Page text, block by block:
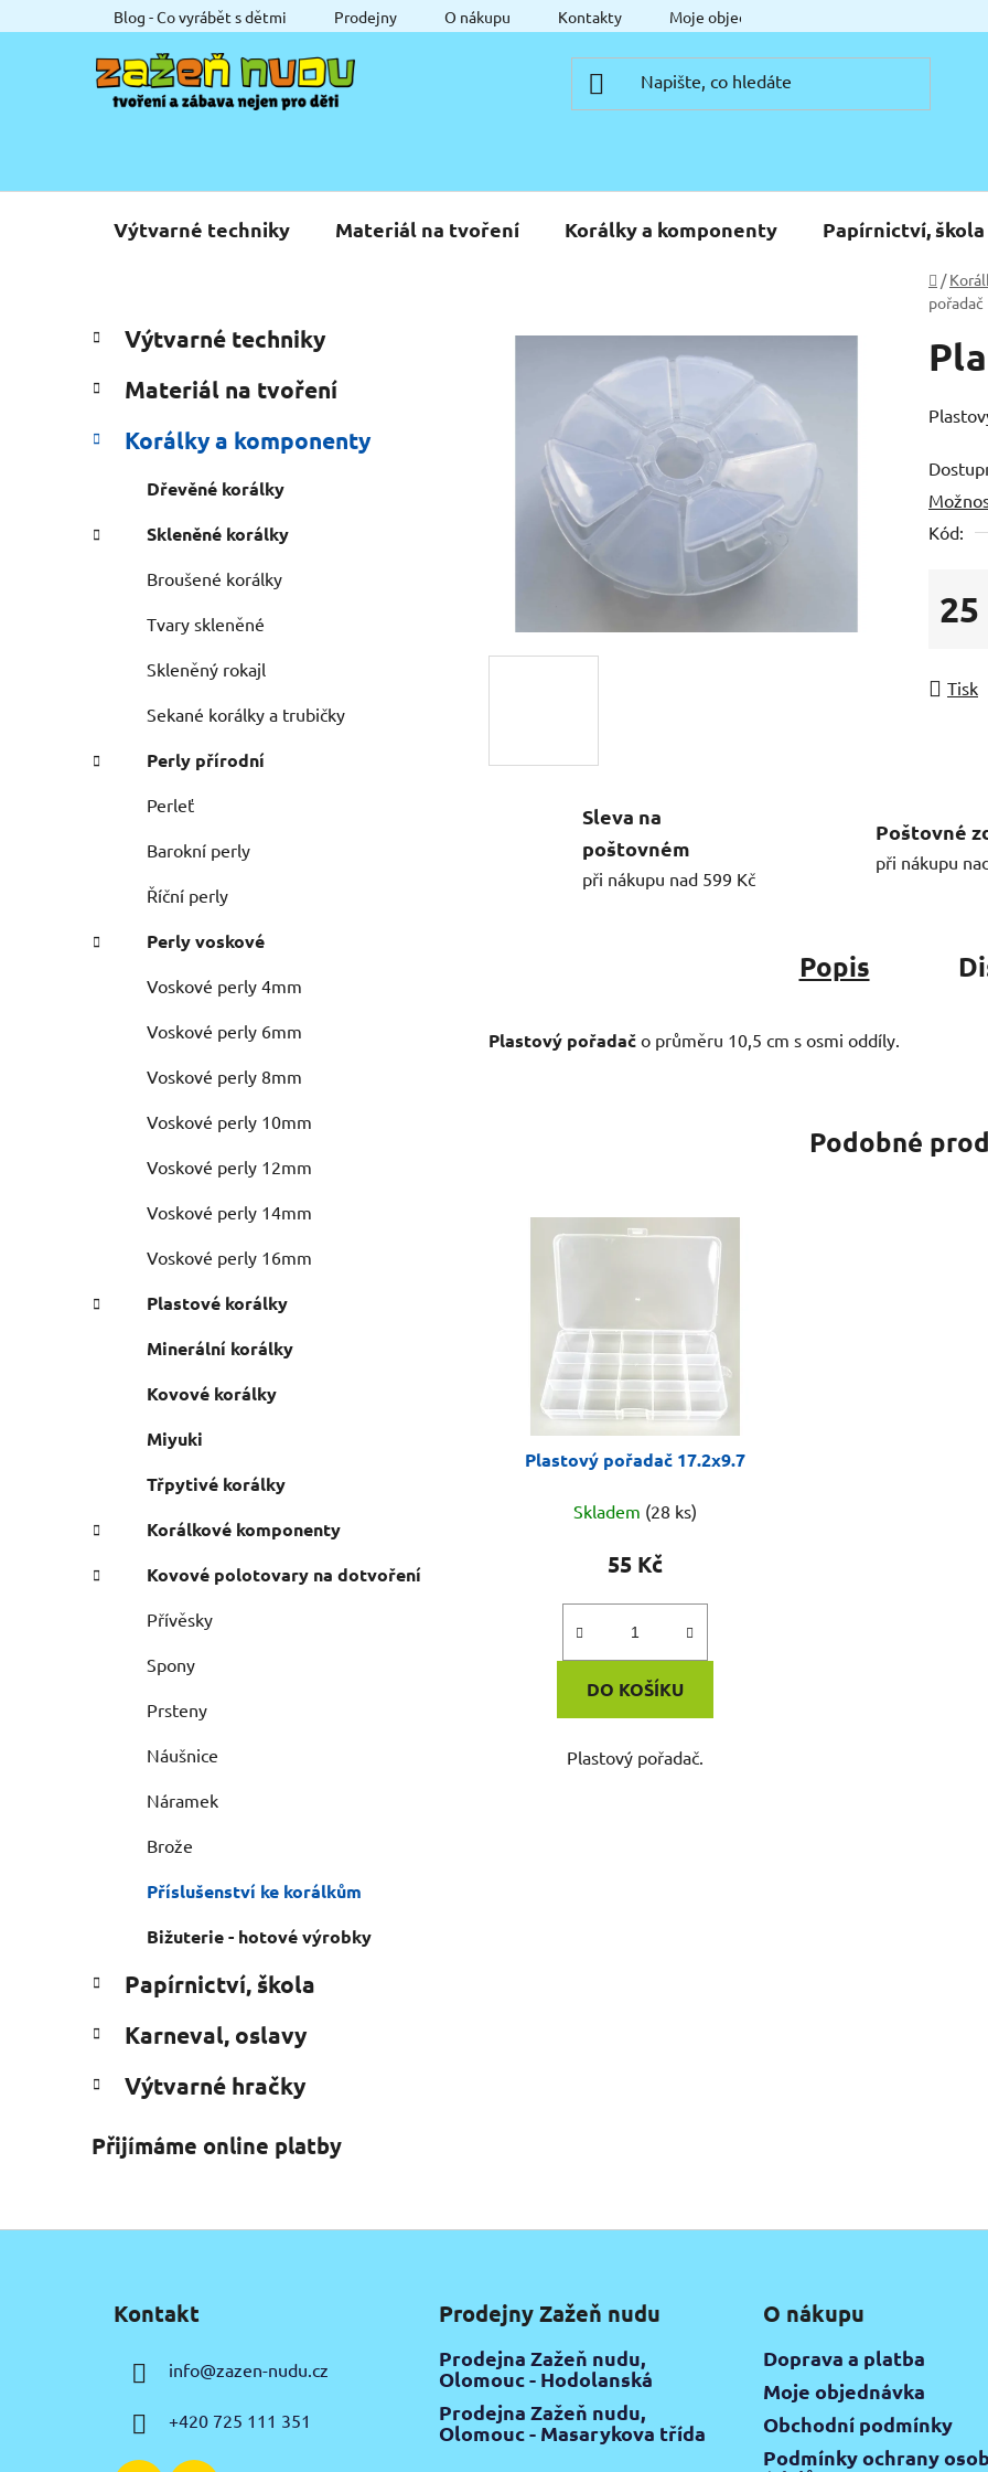
na
Blog - Co vyrábět s dětmi Prodejny O nákupu Kontakty Moje objednávka
Výtvarné techniky Materiál na tvoření Korálky a komponenty Papírnictví, škola
Domů
/
P
o
s
r
n
Přeskočit
kategorie
a
e
o
Výtvarné techniky
Materiál na tvoření
Korálky a komponenty
Dřevěné korálky
Skleněné korálky
Broušené korálky
Tvary skleněné
Skleněný rokajl
Sekané korálky a trubičky
Perly přírodní
Perleť
Barokní perly
Říční perly
Perly voskové
Voskové perly 4mm
Voskové perly 6mm
Voskové perly 8mm
Voskové perly 10mm
Voskové perly 12mm
Voskové perly 14mm
Voskové perly 16mm
Plastové korálky
Minerální korálky
Kovové korálky
Miyuki
Třpytivé korálky
Korálkové komponenty
Kovové polotovary na dotvoření
Přívěsky
Spony
Prsteny
Náušnice
Náramek
Brože
Příslušenství ke korálkům
Bižuterie - hotové výrobky
Papírnictví, škola
Karneval, oslavy
Výtvarné hračky
Přijímáme online platby
Kód:
25
Tisk
Sleva na
poštovném
při nákupu nad 599 Kč
Poštovné
při nákupu
Popis
Plastový pořadač o průměru 10,5 cm s osmi oddíly.
Podobné
Plastový pořadač 17.2x9.7
Skladem (28 ks)
55 Kč
DO KOŠÍKU
Plastový pořadač.
Kontakt
info@zazen-nudu.cz
+420 725 111 351
Prodejny Zažeň nudu
Prodejna Zažeň nudu,
Olomouc - Hodolanská
Prodejna Zažeň nudu,
Olomouc - Masarykova třída
O nákupu
Doprava a platba
Moje objednávka
Obchodní podmínky
Podmínky ochrany